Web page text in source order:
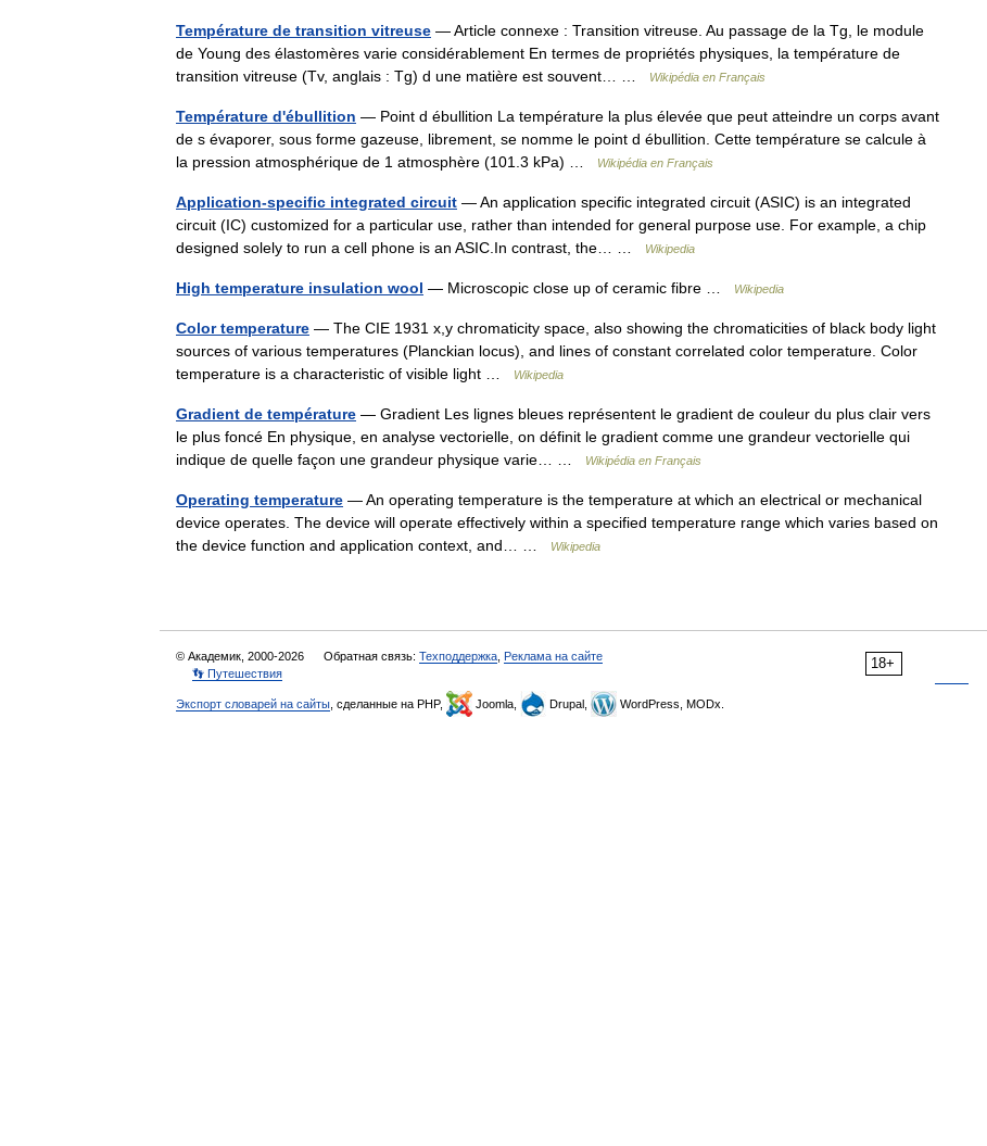
Température de transition vitreuse — Article connexe : Transition vitreuse. Au passage de la Tg, le module
de Young des élastomères varie considérablement En termes de propriétés physiques, la température de
transition vitreuse (Tv, anglais : Tg) d une matière est souvent… …
Wikipédia en Français
Température d'ébullition — Point d ébullition La température la plus élevée que peut atteindre un corps avant
de s évaporer, sous forme gazeuse, librement, se nomme le point d ébullition. Cette température se calcule à
la pression atmosphérique de 1 atmosphère (101.3 kPa) …
Wikipédia en Français
Application-specific integrated circuit — An application specific integrated circuit (ASIC) is an integrated
circuit (IC) customized for a particular use, rather than intended for general purpose use. For example, a chip
designed solely to run a cell phone is an ASIC.In contrast, the… …
Wikipedia
High temperature insulation wool — Microscopic close up of ceramic fibre … Wikipedia
Color temperature — The CIE 1931 x,y chromaticity space, also showing the chromaticities of black body light
sources of various temperatures (Planckian locus), and lines of constant correlated color temperature. Color
temperature is a characteristic of visible light …
Wikipedia
Gradient de température — Gradient Les lignes bleues représentent le gradient de couleur du plus clair vers
le plus foncé En physique, en analyse vectorielle, on définit le gradient comme une grandeur vectorielle qui
indique de quelle façon une grandeur physique varie… …
Wikipédia en Français
Operating temperature — An operating temperature is the temperature at which an electrical or mechanical
device operates. The device will operate effectively within a specified temperature range which varies based on
the device function and application context, and… …
Wikipedia
18+
© Академик, 2000-2026 Обратная связь: Техподдержка Реклама на сайте
👣 Путешествия
Экспорт словарей на сайты , сделанные на PHP, Joomla, Drupal, WordPress, MODx.